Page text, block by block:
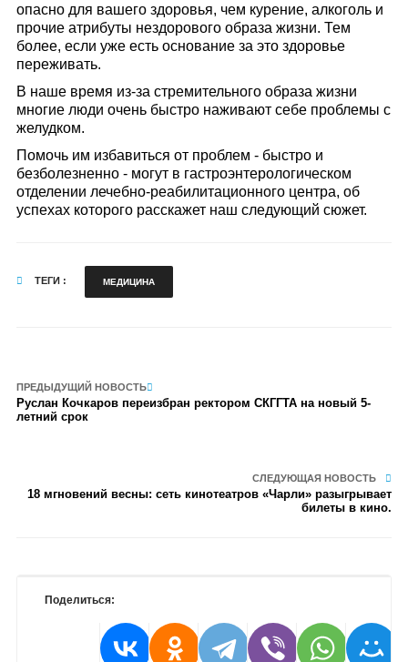
опасно для вашего здоровья, чем курение, алкоголь и
прочие атрибуты нездорового образа жизни. Тем
более, если уже есть основание за это здоровье
переживать.
В наше время из-за стремительного образа жизни
многие люди очень быстро наживают себе проблемы с
желудком.
Помочь им избавиться от проблем - быстро и
безболезненно - могут в гастроэнтерологическом
отделении лечебно-реабилитационного центра, об
успехах которого расскажет наш следующий сюжет.
ТЕГИ : МЕДИЦИНА
ПРЕДЫДУЩИЙ НОВОСТЬ
Руслан Кочкаров переизбран ректором СКГГТА на новый 5-
летний срок
СЛЕДУЮЩАЯ НОВОСТЬ
18 мгновений весны: сеть кинотеатров «Чарли» разыгрывает
билеты в кино.
Поделиться: